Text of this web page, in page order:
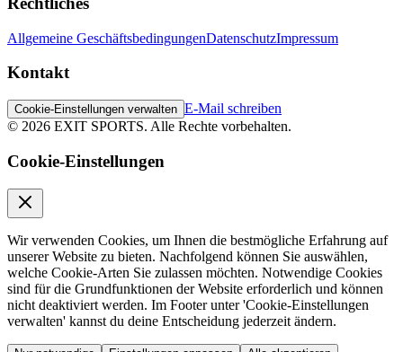
Allgemeine GeschäftsbedingungenDatenschutzImpressum
Kontakt
Cookie-Einstellungen verwalten E-Mail schreiben
© 2026 EXIT SPORTS. Alle Rechte vorbehalten.
Cookie-Einstellungen
Wir verwenden Cookies, um Ihnen die bestmögliche Erfahrung auf
unserer Website zu bieten. Nachfolgend können Sie auswählen,
welche Cookie-Arten Sie zulassen möchten. Notwendige Cookies
sind für die Grundfunktionen der Website erforderlich und können
nicht deaktiviert werden. Im Footer unter 'Cookie-Einstellungen
verwalten' kannst du deine Entscheidung jederzeit ändern.